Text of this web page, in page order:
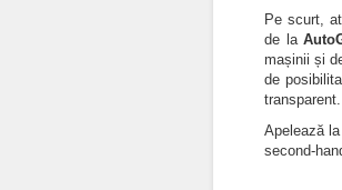
Pe scurt,
de la
mașinii și
de
transparent.
Apelează
second-